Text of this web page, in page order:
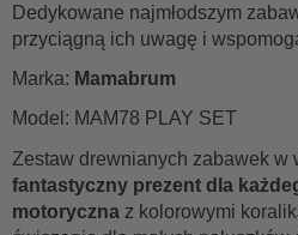
Dedykowane najmłodszym
przyciągną ich uwagę i
Marka: Mamabrum
Model: MAM78 PLAY SET
Zestaw drewnianych zabawek w
fantastyczny prezent dla
motoryczna z kolorowymi